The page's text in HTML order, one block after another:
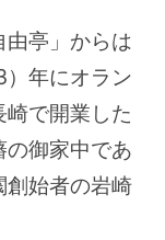
亭」からは
年にオラン
で開業した
の御家中であ
創始者の岩崎